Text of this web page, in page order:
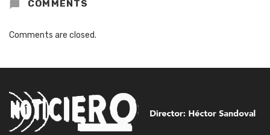
COMMENTS
Comments are closed.